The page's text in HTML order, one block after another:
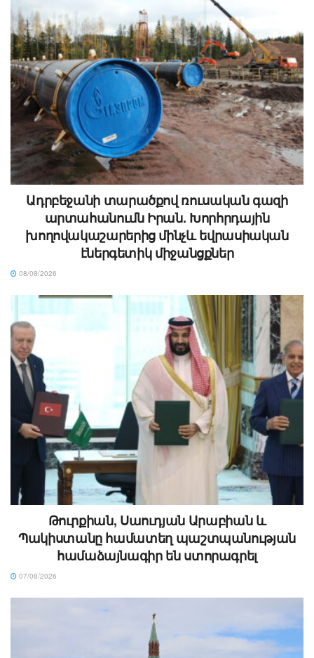
Ադրբեջանի տարածքով ռուսական գազի
արտահանումն Իրան. Խորհրդային
խողովակաշարերից մինչև եվրասիական
էներգետիկ միջանցքներ
08/08/2026
Թուրքիան, Սաուդյան Արաբիան և
Պակիստանը համատեղ պաշտպանության
համաձայնագիր են ստորագրել
07/08/2026